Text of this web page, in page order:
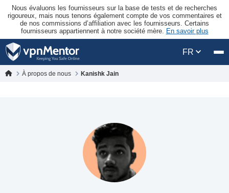
Nous évaluons les fournisseurs sur la base de tests et de recherches
rigoureux, mais nous tenons également compte de vos commentaires et
de nos commissions d’affiliation avec les fournisseurs. Certains
fournisseurs appartiennent à notre société mère. En savoir plus
FR
À propos de nous Kanishk Jain